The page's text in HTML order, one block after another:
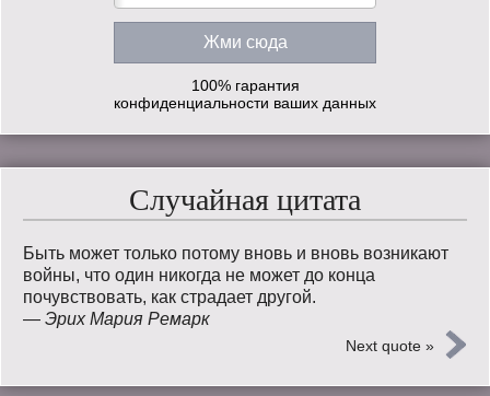
100% гарантия
конфиденциальности ваших данных
Случайная цитата
Быть может только потому вновь и вновь возникают
войны, что один никогда не может до конца
почувствовать, как страдает другой.
— Эрих Мария Ремарк
Next quote »